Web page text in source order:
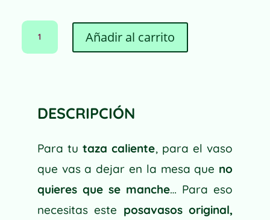
POSAVASOS
CORCHO
Añadir al carrito
A
T
I
E
:
DESCRIPCIÓN
Para tutaza caliente, para el vaso
que vas a dejar en la mesa que no
quieres que se manche… Para eso
necesitas este posavasos original,